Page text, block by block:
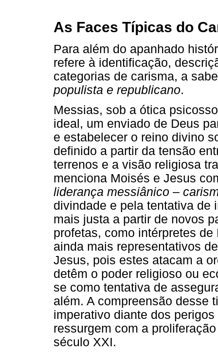
As Faces Típicas do
Para além do apanhado
refere à identificação,
categorias de carisma, a
populista e republicano.
Messias, sob a ótica
ideal, um enviado de Deus
e estabelecer o reino divino
definido a partir da tensão
terrenos e a visão religiosa
menciona Moisés e Jesus
liderança messiânico –
divindade e pela tentativa de
mais justa a partir de novos
profetas, como intérpretes
ainda mais representativos
Jesus, pois estes atacam a
detêm o poder religioso ou
se como tentativa de
além. A compreensão desse
imperativo diante dos
ressurgem com a
século XXI.